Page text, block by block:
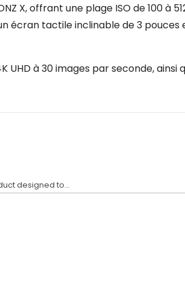
X, offrant une plage ISO de 100 à
écran tactile inclinable de 3
à 30 images par seconde, ainsi
designed to...